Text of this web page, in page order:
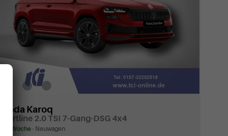
Skoda Karoq
Sportline 2.0 TSI 7-Gang-DSG 4x4
ca 1 Woche Neuwagen